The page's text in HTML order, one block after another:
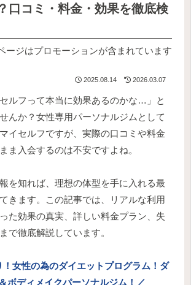
口コミ・料金・効果を徹底検
ージはプロモーションが含まれています
2025.08.14 2026.03.07
セルフって本当に効果あるのかな…」と
んか？女性専用パーソナルジムとして
イセルフですが、実際の口コミや料金
ま入会するのは不安ですよね。
を知れば、理想の体型を手に入れる最
きます。この記事では、リアルな利用
た効果の真実、詳しい料金プラン、失
で徹底解説しています。
！女性の為のダイエットプログラム！ダ
ボディメイクパーソナルジム！／